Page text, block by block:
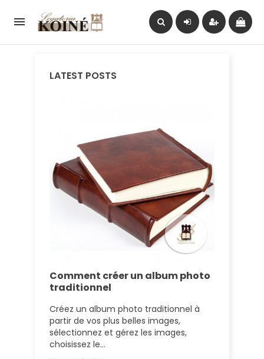

LATEST POSTS
Comment créer un album photo
traditionnel
Créez un album photo traditionnel à
partir de vos plus belles images,
sélectionnez et gérez les images,
choisissez le...